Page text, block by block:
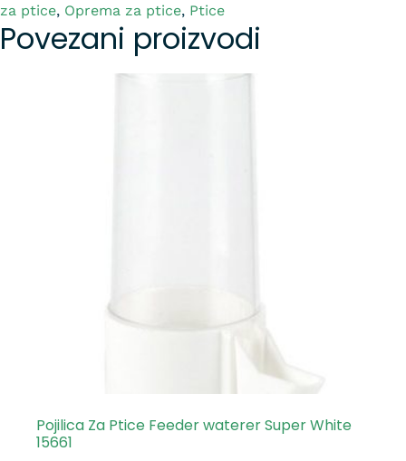
za ptice, Oprema za ptice, Ptice
Povezani proizvodi
Pojilica Za Ptice Feeder waterer Super White
15661